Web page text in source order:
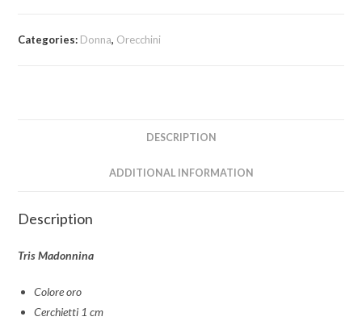
Categories: Donna, Orecchini
DESCRIPTION
ADDITIONAL INFORMATION
Description
Tris Madonnina
Colore oro
Cerchietti 1 cm